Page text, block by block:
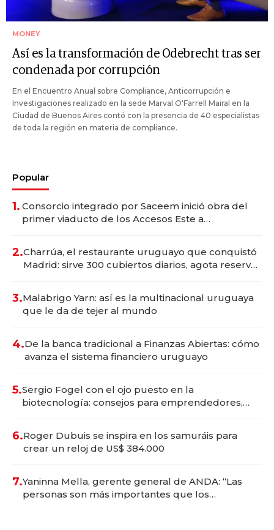
MONEY
Así es la transformación de Odebrecht tras ser
condenada por corrupción
En el Encuentro Anual sobre Compliance, Anticorrupción e
Investigaciones realizado en la sede Marval O'Farrell Mairal en la
Ciudad de Buenos Aires contó con la presencia de 40 especialistas
de toda la región en materia de compliance.
Popular
1. Consorcio integrado por Saceem inició obra del
primer viaducto de los Accesos Este a
2.Charrúa, el restaurante uruguayo que conquistó
Madrid: sirve 300 cubiertos diarios, agota reservas
3.Malabrigo Yarn: así es la multinacional uruguaya
que le da de tejer al mundo
4.De la banca tradicional a Finanzas Abiertas: cómo
avanza el sistema financiero uruguayo
5.Sergio Fogel con el ojo puesto en la
biotecnología: consejos para emprendedores,
6.Roger Dubuis se inspira en los samuráis para
crear un reloj de US$ 384.000
7.Yaninna Mella, gerente general de ANDA: “Las
personas son más importantes que los